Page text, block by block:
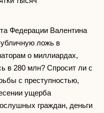
Федерации Валентина
ложь в
о миллиардах,
в 280 млн? Спросит ли с
с преступностью,
ущерба
граждан, деньги